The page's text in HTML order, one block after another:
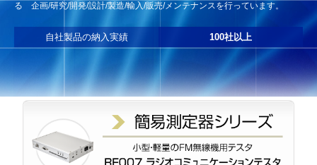
る 企画/研究/開発/設計/製造/輸入/販売/メンテナンスを行っています。
自社製品の納入実績 100社以上